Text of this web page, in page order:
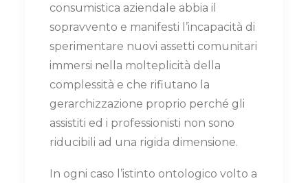
consumistica aziendale abbia il
sopravvento e manifesti l’incapacità di
sperimentare nuovi assetti comunitari
immersi nella molteplicità della
complessità e che rifiutano la
gerarchizzazione proprio perché gli
assistiti ed i professionisti non sono
riducibili ad una rigida dimensione.
In ogni caso l’istinto ontologico volto a